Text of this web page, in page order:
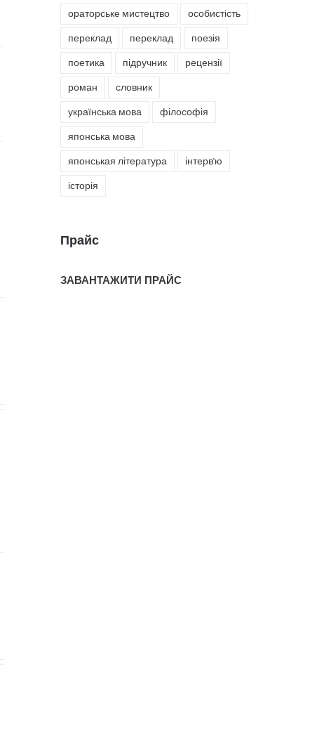
ораторське мистецтво особистість
переклад переклад поезія
поетика підручник рецензії
роман словник
українська мова філософія
японська мова
японськая література інтерв'ю
історія
Прайс
ЗАВАНТАЖИТИ ПРАЙС